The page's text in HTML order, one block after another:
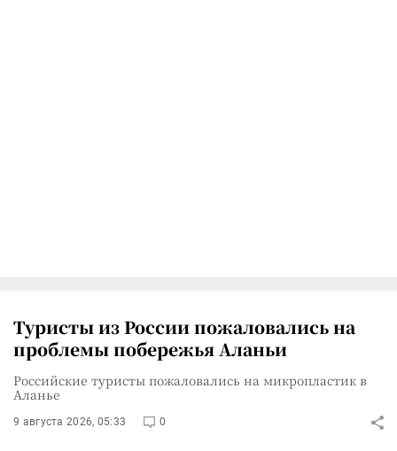
Туристы из России пожаловались на
проблемы побережья Аланьи
Российские туристы пожаловались на микропластик в
Аланье
9 августа 2026, 05:33 0